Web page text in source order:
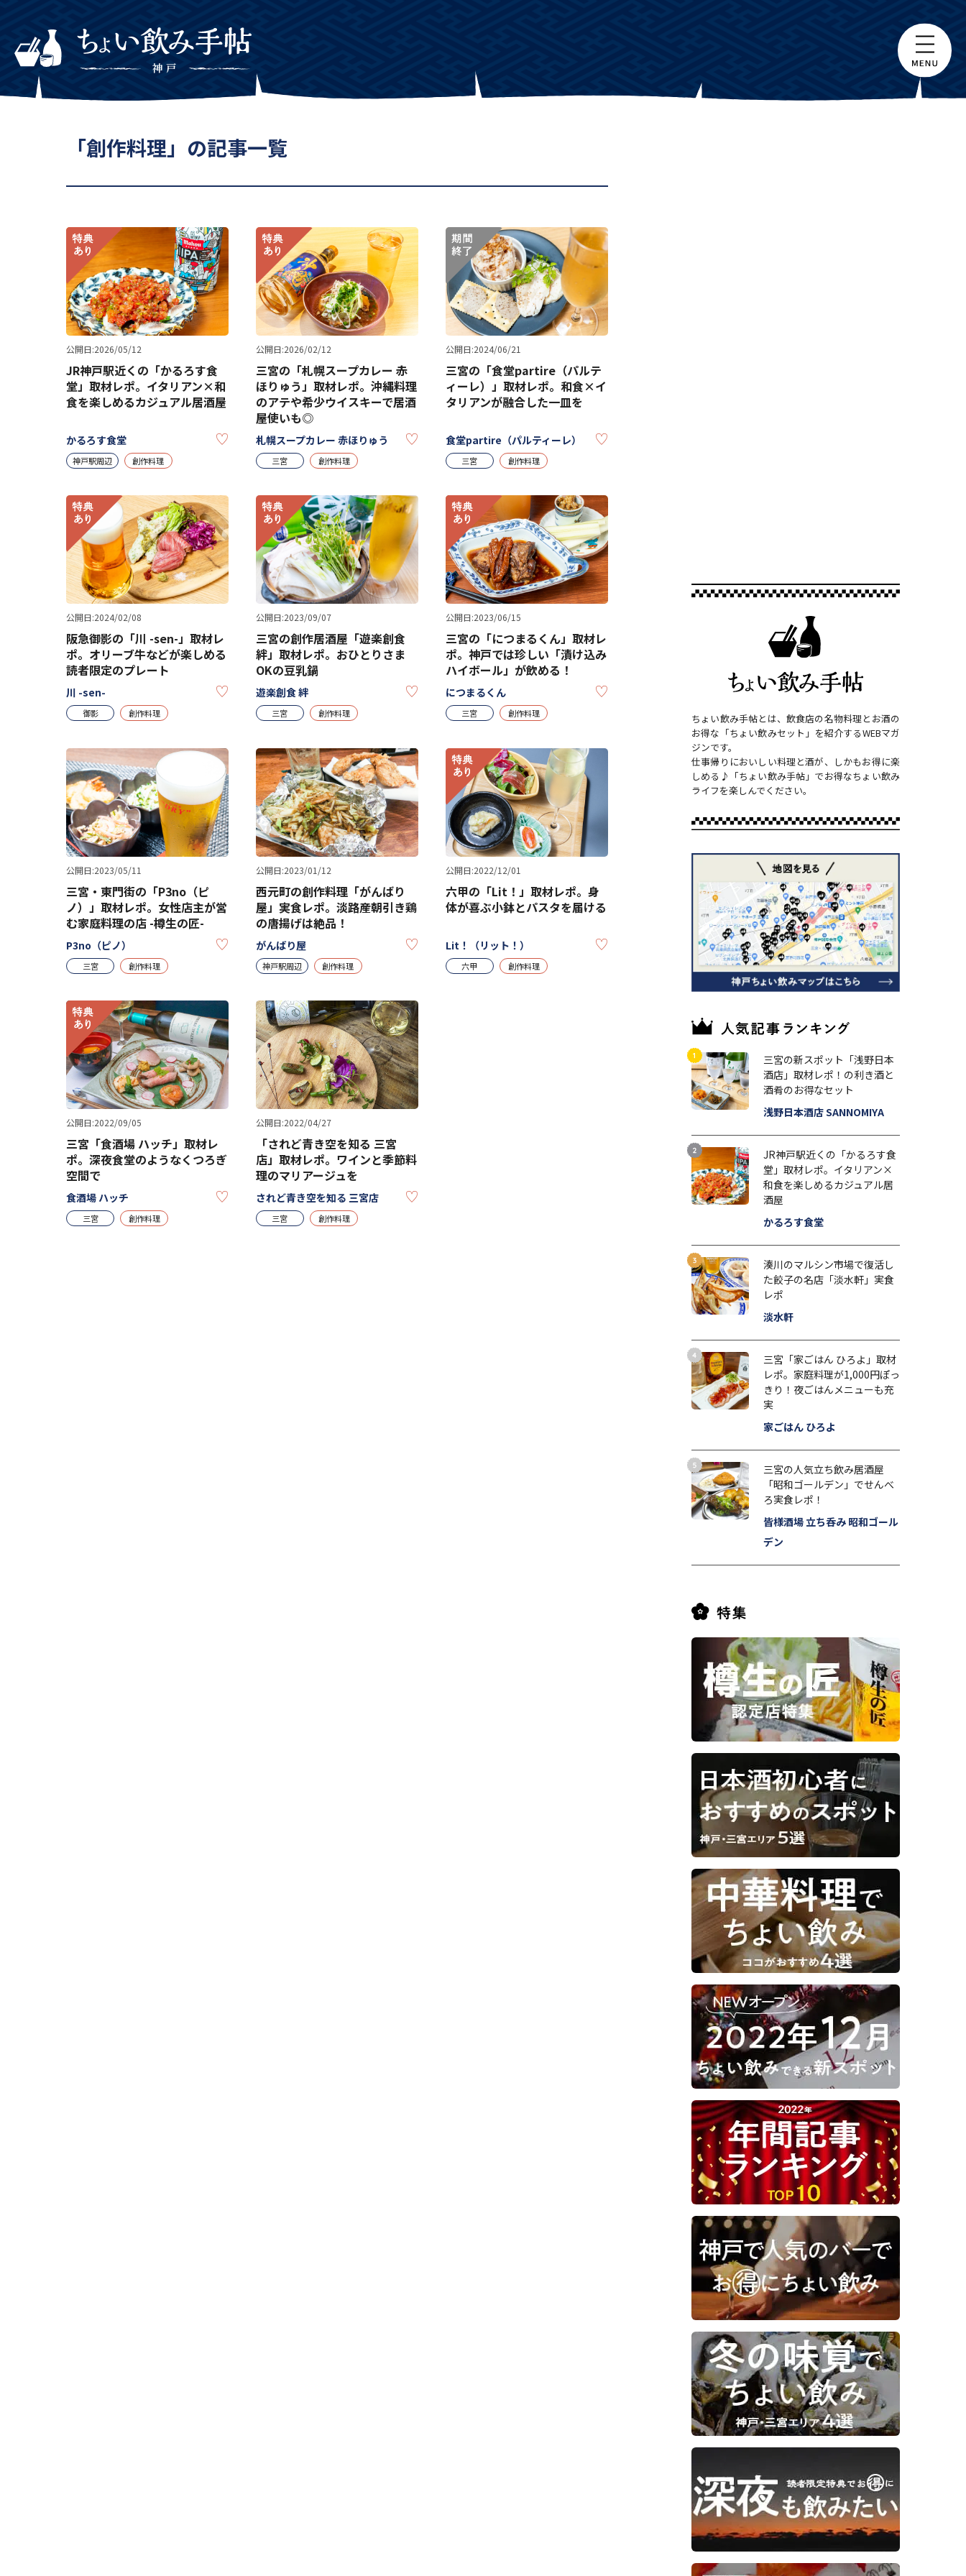
「創作料理」の記事一覧
公開日:2026/05/12
JR神戸駅近くの「かるろす食
堂」取材レポ。イタリアン×和
食を楽しめるカジュアル居酒屋
かるろす食堂 KEEP
神戸駅周辺 創作料理
公開日:2026/02/12
三宮の「札幌スープカレー 赤
ほりゅう」取材レポ。沖縄料理
のアテや希少ウイスキーで居酒
屋使いも◎
札幌スープカレー 赤ほりゅう KEEP
三宮 創作料理
公開日:2024/06/21
三宮の「食堂partire（パルテ
ィーレ）」取材レポ。和食×イ
タリアンが融合した一皿を
食堂partire（パルティーレ）
三宮 創作料理
公開日:2024/02/08
阪急御影の「川 -sen-」取材レ
ポ。オリーブ牛などが楽しめる
読者限定のプレート
川 -sen- KEEP
御影 創作料理
公開日:2023/09/07
三宮の創作居酒屋「遊楽創食
絆」取材レポ。おひとりさま
OKの豆乳鍋
遊楽創食 絆
三宮 創作料理
公開日:2023/06/15
三宮の「につまるくん」取材レ
ポ。神戸では珍しい「漬け込み
ハイボール」が飲める！
につまるくん
三宮 創作料理
公開日:2023/05/11
三宮・東門街の「P3no（ピ
ノ）」取材レポ。女性店主が営
む家庭料理の店 -樽生の匠-
P3no（ピノ）
三宮 創作料理
公開日:2023/01/12
西元町の創作料理「がんばり
屋」実食レポ。淡路産朝引き鶏
の唐揚げは絶品！
がんばり屋
神戸駅周辺 創作料理
公開日:2022/12/01
六甲の「Lit！」取材レポ。身
体が喜ぶ小鉢とパスタを届ける
Lit！（リット！）
六甲 創作料理
公開日:2022/09/05
三宮「食酒場 ハッチ」取材レ
ポ。深夜食堂のようなくつろぎ
空間で
食酒場 ハッチ
三宮 創作料理
公開日:2022/04/27
「されど青き空を知る 三宮
店」取材レポ。ワインと季節料
理のマリアージュを
されど青き空を知る 三宮店
三宮 創作料理
ちょい飲み手帖とは、飲食店の名物料理とお酒の
お得な「ちょい飲みセット」を紹介するWEBマガ
ジンです。
仕事帰りにおいしい料理と酒が、しかもお得に楽
しめる♪「ちょい飲み手帖」でお得なちょい飲み
ライフを楽しんでください。
三宮の新スポット「浅野日本
酒店」取材レポ！の利き酒と
酒肴のお得なセット
浅野日本酒店 SANNOMIYA
JR神戸駅近くの「かるろす食
堂」取材レポ。イタリアン×
和食を楽しめるカジュアル居
酒屋
かるろす食堂
湊川のマルシン市場で復活し
た餃子の名店「淡水軒」実食
レポ
淡水軒
三宮「家ごはん ひろよ」取材
レポ。家庭料理が1,000円ぽっ
きり！夜ごはんメニューも充
実
家ごはん ひろよ
三宮の人気立ち飲み居酒屋
「昭和ゴールデン」でせんべ
ろ実食レポ！
皆様酒場 立ち呑み 昭和ゴール
デン